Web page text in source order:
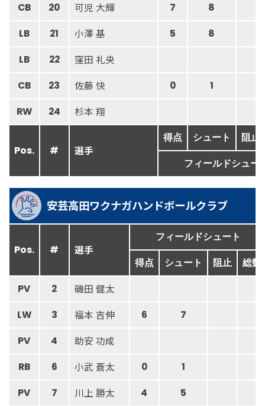
CB 20 可児 大輝 7 8
LB 21 小澤 基 5 8
LB 22 窪田 礼央
CB 23 佐藤 快 0 1
RW 24 杉本 翔
Pos. # 選手
得点 シュート 阻止
フィールドシュー
安芸高田ワクナガハンドボールクラブ
Pos. # 選手
フィールドシュート
得点 シュート 阻止 総数
PV 2 磯田 健太
LW 3 福本 吉伸 6 7
PV 4 助安 功成
RB 6 小武 蒼太 0 1
PV 7 川上 勝太 4 5